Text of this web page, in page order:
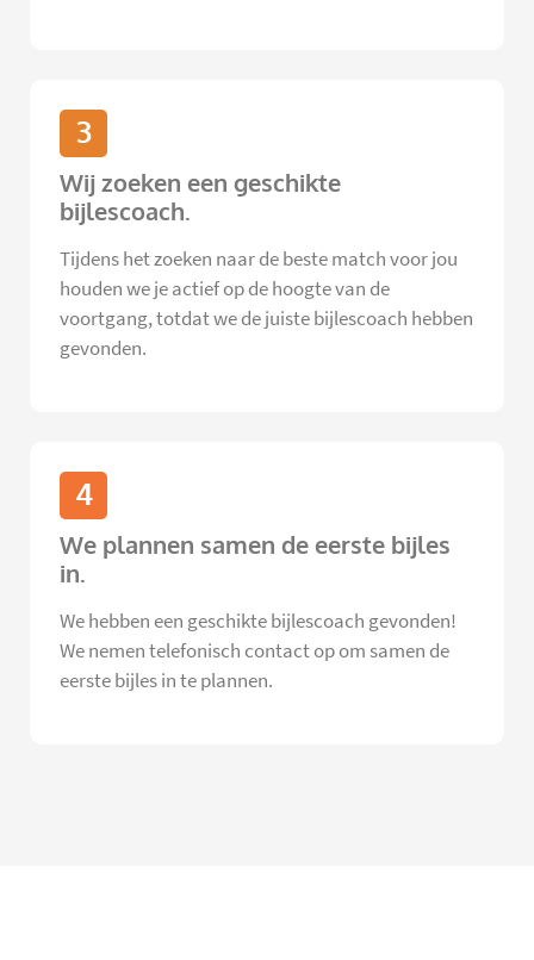
3
Wij zoeken een geschikte
bijlescoach.
Tijdens het zoeken naar de beste match voor jou
houden we je actief op de hoogte van de
voortgang, totdat we de juiste bijlescoach hebben
gevonden.
4
We plannen samen de eerste bijles
in.
We hebben een geschikte bijlescoach gevonden!
We nemen telefonisch contact op om samen de
eerste bijles in te plannen.